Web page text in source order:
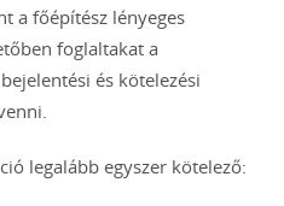
a főépítész lényeges
foglaltakat a
és kötelezési
legalább egyszer kötelező: